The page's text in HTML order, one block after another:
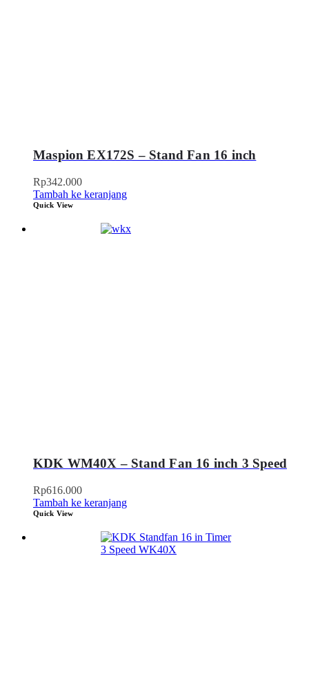
Maspion EX172S – Stand Fan 16 inch
Rp342.000
Tambah ke keranjang
Quick View
KDK WM40X – Stand Fan 16 inch 3 Speed
Rp616.000
Tambah ke keranjang
Quick View